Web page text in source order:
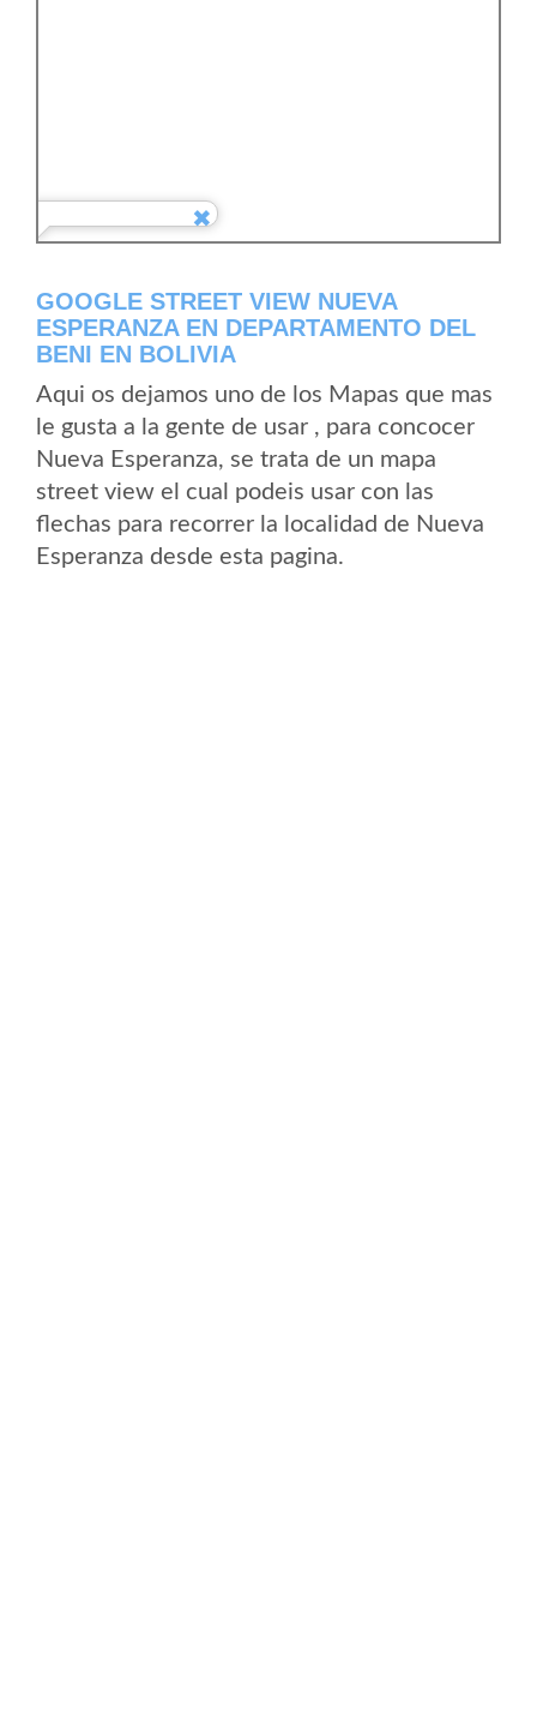
GOOGLE STREET VIEW NUEVA
ESPERANZA EN DEPARTAMENTO DEL
BENI EN BOLIVIA
Aqui os dejamos uno de los Mapas que mas
le gusta a la gente de usar , para concocer
Nueva Esperanza, se trata de un mapa
street view el cual podeis usar con las
flechas para recorrer la localidad de Nueva
Esperanza desde esta pagina.